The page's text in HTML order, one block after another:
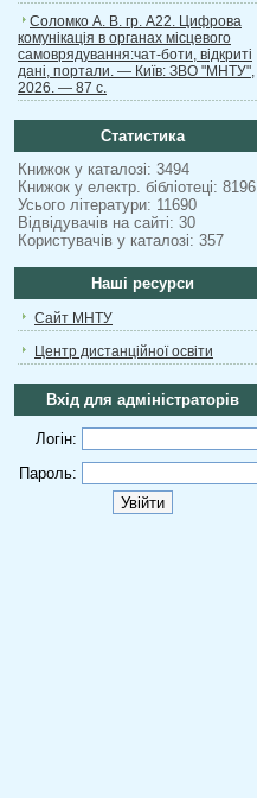
Соломко А. В. гр. А22. Цифрова
комунікація в органах місцевого
самоврядування:чат-боти, відкриті
дані, портали. — Київ: ЗВО "МНТУ",
2026. — 87 с.
Статистика
Книжок у каталозі: 3494
Книжок у електр. бібліотеці: 8196
Усього літератури: 11690
Відвідувачів на сайті: 30
Користувачів у каталозі: 357
Наші ресурси
Сайт МНТУ
Центр дистанційної освіти
Вхід для адміністраторів
Логін:
Пароль: